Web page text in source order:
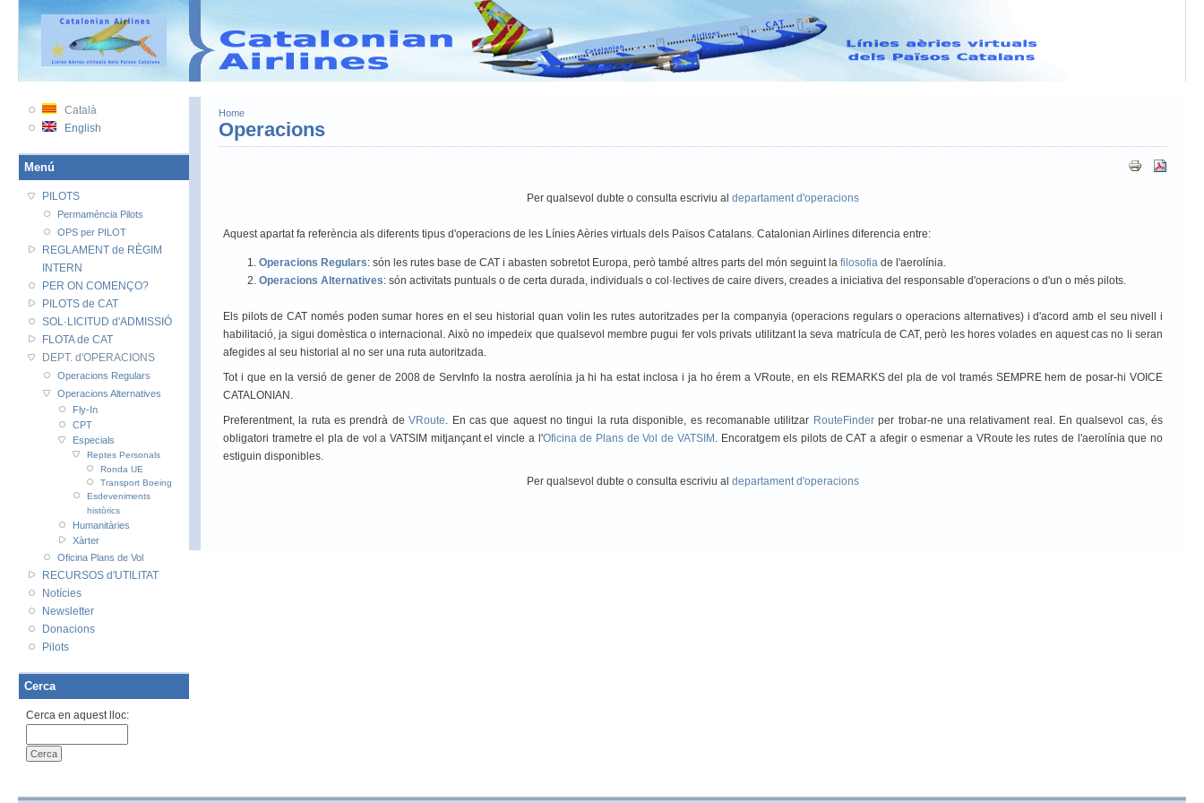
Home
Operacions
Per qualsevol dubte o consulta escriviu al departament d'operacions
Aquest apartat fa referència als diferents tipus d'operacions de les Línies Aèries virtuals dels Països Catalans. Catalonian Airlines diferencia entre:
Operacions Regulars: són les rutes base de CAT i abasten sobretot Europa, però també altres parts del món seguint la filosofia de l'aerolínia.
Operacions Alternatives: són activitats puntuals o de certa durada, individuals o col·lectives de caire divers, creades a iniciativa del responsable d'operacions o d'un o més pilots.
Els pilots de CAT només poden sumar hores en el seu historial quan volin les rutes autoritzades per la companyia (operacions regulars o operacions alternatives) i d'acord amb el seu nivell i
habilitació, ja sigui domèstica o internacional. Això no impedeix que qualsevol membre pugui fer vols privats utilitzant la seva matrícula de CAT, però les hores volades en aquest cas no li seran
afegides al seu historial al no ser una ruta autoritzada.
Tot i que en la versió de gener de 2008 de ServInfo la nostra aerolínia ja hi ha estat inclosa i ja ho érem a VRoute, en els REMARKS del pla de vol tramés SEMPRE hem de posar-hi VOICE
CATALONIAN.
Preferentment, la ruta es prendrà deVRoute. En cas que aquest no tingui la ruta disponible, es recomanable utilitzar RouteFinderper trobar-ne una relativament real. En qualsevol cas, és
obligatori trametre el pla de vol a VATSIM mitjançant el vincle a l'Oficina de Plans de Vol de VATSIM . Encoratgem els pilots de CAT a afegir o esmenar a VRoute les rutes de l'aerolínia que no
estiguin disponibles.
Per qualsevol dubte o consulta escriviu al departament d'operacions
Català
English
Menú
PILOTS
Permamència Pilots
OPS per PILOT
REGLAMENT de RÈGIM
INTERN
PER ON COMENÇO?
PILOTS de CAT
SOL·LICITUD d'ADMISSIÓ
FLOTA de CAT
DEPT. d'OPERACIONS
Operacions Regulars
Operacions Alternatives
Fly-In
CPT
Especials
Reptes Personals
Ronda UE
Transport Boeing
Esdeveniments
històrics
Humanitàries
Xàrter
Oficina Plans de Vol
RECURSOS d'UTILITAT
Notícies
Newsletter
Donacions
Pilots
Cerca
Cerca en aquest lloc: